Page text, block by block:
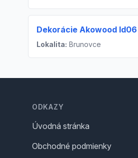
Dekorácie Akowood Id06
Lokalita: Brunovce
ODKAZY
Úvodná stránka
Obchodné podmienky